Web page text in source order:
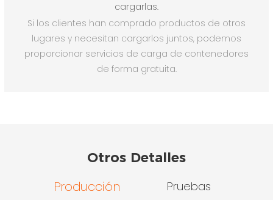
cargarlas.
Si los clientes han comprado productos de otros
lugares y necesitan cargarlos juntos, podemos
proporcionar servicios de carga de contenedores
de forma gratuita.
Otros Detalles
Producción Pruebas